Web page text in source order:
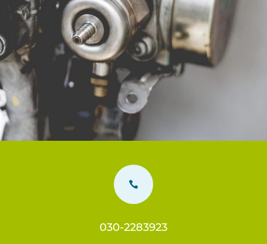

030-2283923